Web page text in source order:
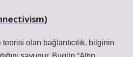
olan bağlantıcılık, bilginin